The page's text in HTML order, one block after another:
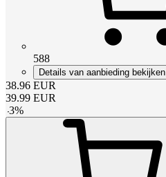
588
Details van aanbieding bekijken
38.96 EUR
39.99 EUR
-3%